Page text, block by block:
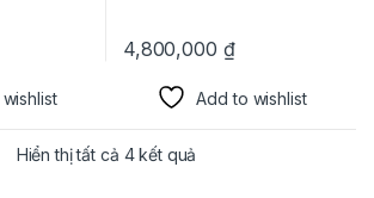
4,800,000 ₫
Add to wishlist
Hiển thị tất cả 4 kết quả